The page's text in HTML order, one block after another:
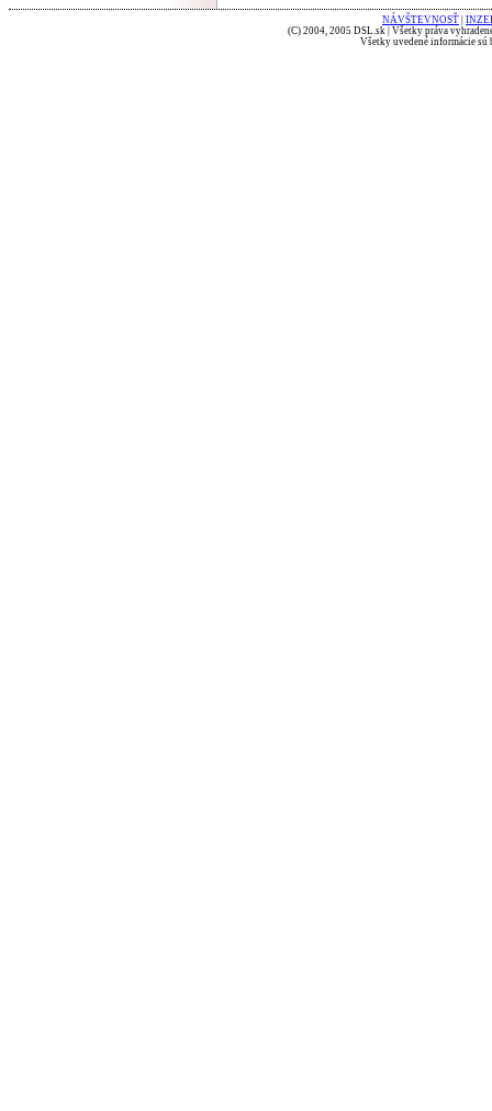
NÁVŠTEVNOSŤ
(C) 2004, 2005 DSL.sk | Všetky práva
Všetky uvedené informácie sú